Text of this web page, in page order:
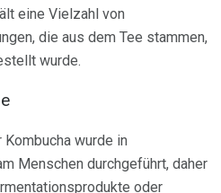
eine Vielzahl von
die aus dem Tee stammen,
wurde.
wurde in
Menschen durchgeführt, daher
oder